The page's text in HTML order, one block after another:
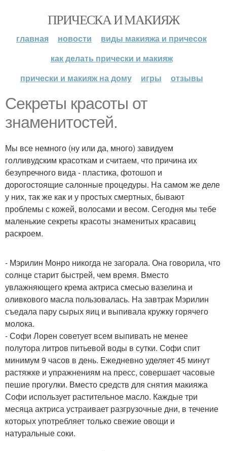
ПРИЧЕСКА И МАКИЯЖ
главная новости
виды макияжа и причесок
как делать прически и макияж
прически и макияж на дому
игры отзывы
Секреты красоты от
знаменитостей.
Мы все немного (ну или да, много) завидуем
голливудским красоткам и считаем, что причина их
безупречного вида - пластика, фотошоп и
дорогостоящие салонные процедуры. На самом же деле
у них, так же как и у простых смертных, бывают
проблемы с кожей, волосами и весом. Сегодня мы тебе
маленькие секреты красоты знаменитых красавиц
раскроем.
- Мэрилин Монро никогда не загорала. Она говорила, что
солнце старит быстрей, чем время. Вместо
увлажняющего крема актриса смесью вазелина и
оливкового масла пользовалась. На завтрак Мэрилин
съедала пару сырых яиц и выпивала кружку горячего
молока.
- Софи Лорен советует всем выпивать не менее
полутора литров питьевой воды в сутки. Софи спит
минимум 9 часов в день. Ежедневно уделяет 45 минут
растяжке и упражнениям на пресс, совершает часовые
пешие прогулки. Вместо средств для снятия макияжа
Софи использует растительное масло. Каждые три
месяца актриса устраивает разгрузочные дни, в течение
которых употребляет только свежие овощи и
натуральные соки.